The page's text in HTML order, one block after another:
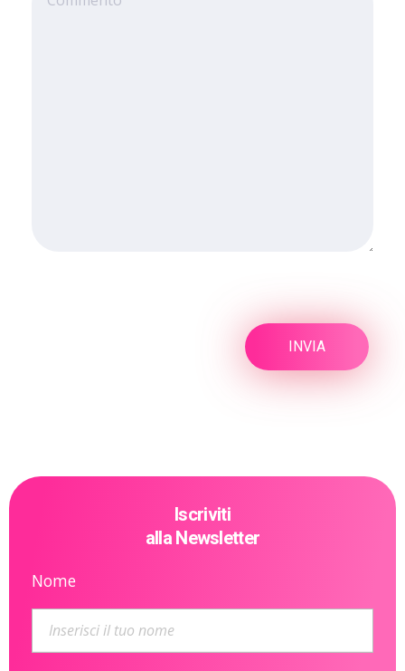
Iscriviti
alla Newsletter
Nome